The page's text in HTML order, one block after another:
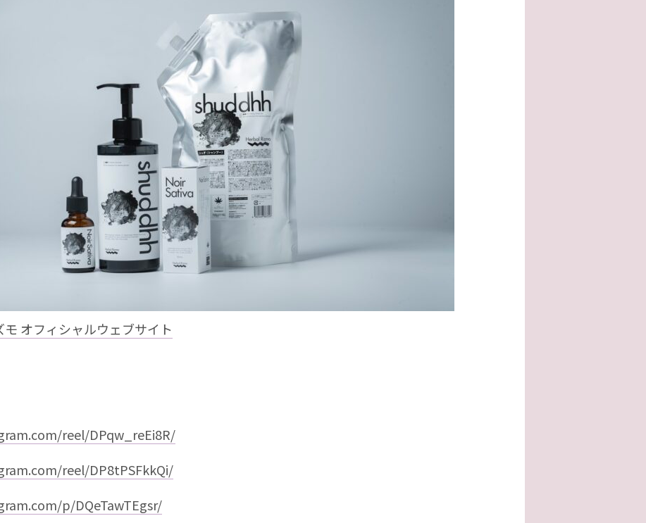
オフィシャルウェブサイト
reel/DPqw_reEi8R/
reel/DP8tPSFkkQi/
p/DQeTawTEgsr/